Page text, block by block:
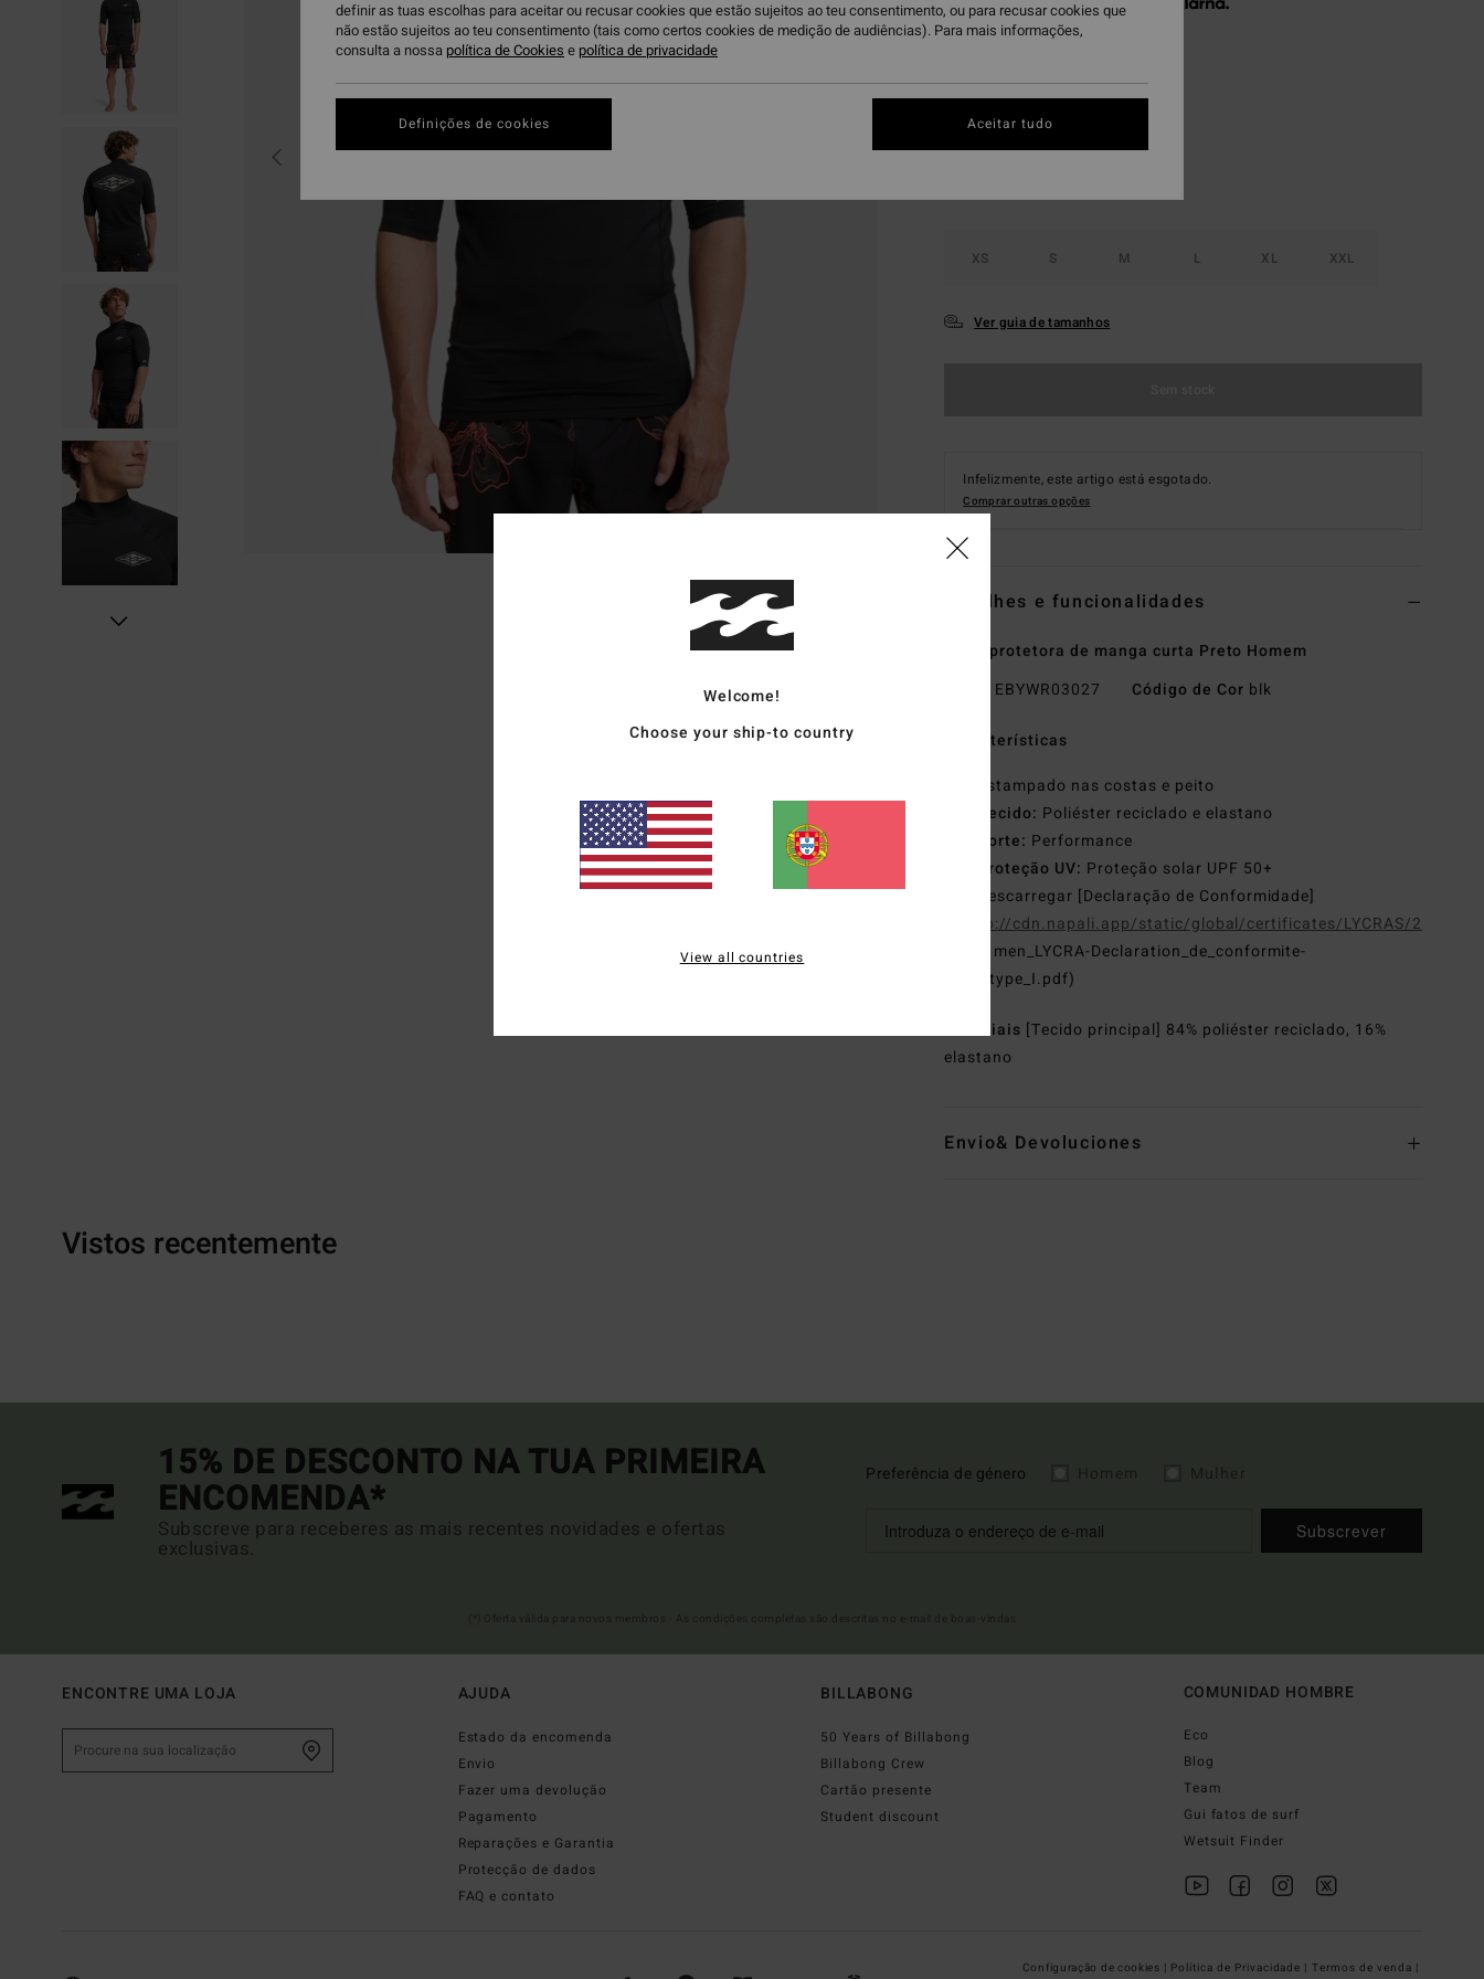
XS S M L XL XXL
Ver guia de tamanhos
Infelizmente, este artigo está esgotado.
Comprar outras opções
Detalhes e funcionalidades
Licra protetora de manga curta Preto Homem
EBYWR03027 Código de Cor blk
Características
Estampado nas costas e peito
Tecido: Poliéster reciclado e elastano
Corte: Performance
Proteção UV: Proteção solar UPF 50+
Descarregar [Declaração de Conformidade]
http://cdn.napali.app/static/global/certificates/LYCRAS/261-
men_LYCRA-Declaration_de_conformite-
EPI_type_I.pdf)
Materiais [Tecido principal] 84% poliéster reciclado, 16%
elastano
Envio& Devoluciones
Vistos recentemente
15% DE DESCONTO NA TUA PRIMEIRA
ENCOMENDA*
Subscreve para receberes as mais recentes novidades e ofertas
exclusivas.
Preferência de género
Subscrever
ENCONTRE UMA LOJA AJUDA
Estado da encomenda
Envio
Fazer uma devolução
Pagamento
Reparações e Garantia
Protecção de dados
FAQ e contato
BILLABONG
50 Years of Billabong
Billabong Crew
Cartão presente
Student discount
COMUNIDAD HOMBRE
Eco
Blog
Team
Gui fatos de surf
Wetsuit Finder
Configuração de cookies | Política de Privacidade | Termos de venda |
Welcome!
Choose your ship-to country
View all countries
definir as tuas escolhas para aceitar ou recusar cookies que estão sujeitos ao teu consentimento, ou para recusar cookies que
não estão sujeitos ao teu consentimento (tais como certos cookies de medição de audiências). Para mais informações,
consulta a nossa política de Cookies e política de privacidade
Definições de cookies Aceitar tudo